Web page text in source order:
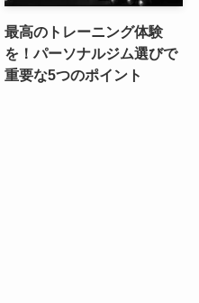
最高のトレーニング体験
を！パーソナルジム選びで
重要な5つのポイント